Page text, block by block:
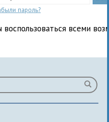
пароль?
воспользоваться всеми